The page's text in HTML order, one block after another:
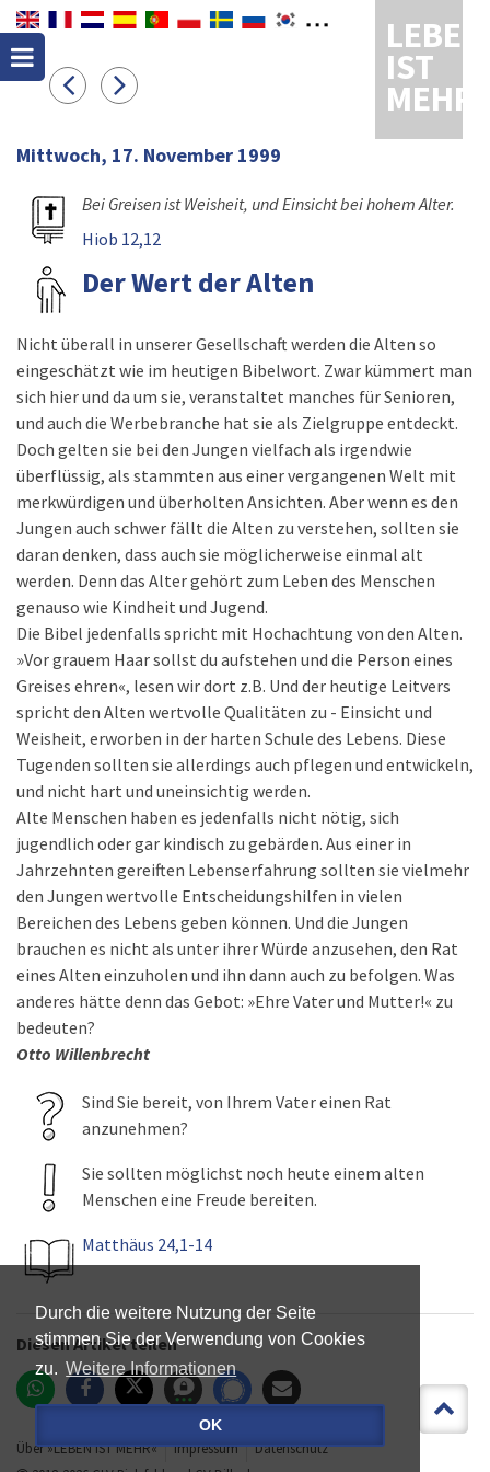
Durch die weitere Nutzung der Seite
stimmen Sie der Verwendung von Cookies
zu. Weitere Informationen
OK
LEBEN
IST
MEHR
Mittwoch, 17. November 1999
Bei Greisen ist Weisheit, und Einsicht bei hohem Alter.
Hiob 12,12
Der Wert der Alten
Nicht überall in unserer Gesellschaft werden die Alten so
eingeschätzt wie im heutigen Bibelwort. Zwar kümmert man
sich hier und da um sie, veranstaltet manches für Senioren,
und auch die Werbebranche hat sie als Zielgruppe entdeckt.
Doch gelten sie bei den Jungen vielfach als irgendwie
überflüssig, als stammten aus einer vergangenen Welt mit
merkwürdigen und überholten Ansichten. Aber wenn es den
Jungen auch schwer fällt die Alten zu verstehen, sollten sie
daran denken, dass auch sie möglicherweise einmal alt
werden. Denn das Alter gehört zum Leben des Menschen
genauso wie Kindheit und Jugend.
Die Bibel jedenfalls spricht mit Hochachtung von den Alten.
»Vor grauem Haar sollst du aufstehen und die Person eines
Greises ehren«, lesen wir dort z.B. Und der heutige Leitvers
spricht den Alten wertvolle Qualitäten zu - Einsicht und
Weisheit, erworben in der harten Schule des Lebens. Diese
Tugenden sollten sie allerdings auch pflegen und entwickeln,
und nicht hart und uneinsichtig werden.
Alte Menschen haben es jedenfalls nicht nötig, sich
jugendlich oder gar kindisch zu gebärden. Aus einer in
Jahrzehnten gereiften Lebenserfahrung sollten sie vielmehr
den Jungen wertvolle Entscheidungshilfen in vielen
Bereichen des Lebens geben können. Und die Jungen
brauchen es nicht als unter ihrer Würde anzusehen, den Rat
eines Alten einzuholen und ihn dann auch zu befolgen. Was
anderes hätte denn das Gebot: »Ehre Vater und Mutter!« zu
bedeuten?
Otto Willenbrecht
Sind Sie bereit, von Ihrem Vater einen Rat
anzunehmen?
Sie sollten möglichst noch heute einem alten
Menschen eine Freude bereiten.
Matthäus 24,1-14
Diesen Artikel teilen
Über »LEBEN IST MEHR« Impressum
Datenschutz